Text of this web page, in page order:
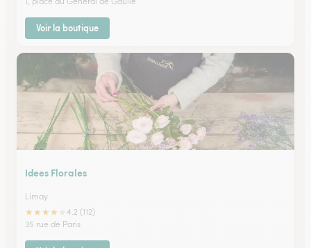
Voir la boutique
Idees Florales
Limay
★★★★
4.2 (112)
35 rue de Paris